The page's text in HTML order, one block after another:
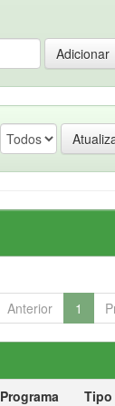
Anterior 1
Programa
Tipo